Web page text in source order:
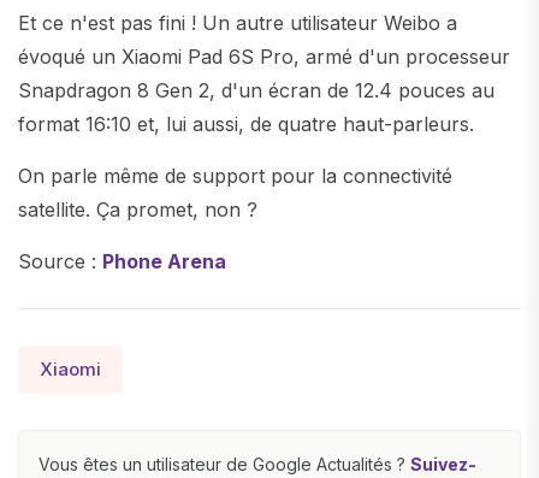
Et ce n'est pas fini ! Un autre utilisateur Weibo a
évoqué un Xiaomi Pad 6S Pro, armé d'un processeur
Snapdragon 8 Gen 2, d'un écran de 12.4 pouces au
format 16:10 et, lui aussi, de quatre haut-parleurs.
On parle même de support pour la connectivité
satellite. Ça promet, non ?
Source : Phone Arena
Xiaomi
Vous êtes un utilisateur de Google Actualités ? Suivez-